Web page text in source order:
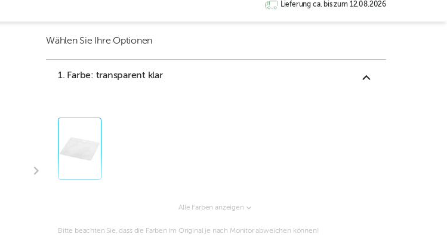
Lieferung ca. bis zum 12.08.2026
Wählen Sie Ihre Optionen
1. Farbe: transparent klar
Alle Farben anzeigen
Bitte beachten Sie, dass die Farben im Original je nach Monitor abweichen können!